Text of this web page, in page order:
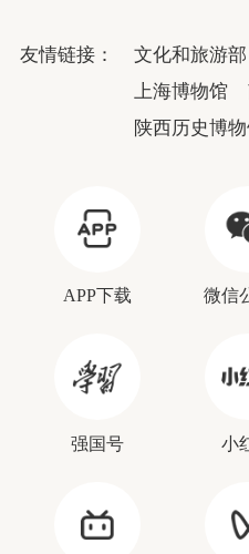
友情链接： 文化和旅游部
上海博物馆
陕西历史博
APP下载 微信
强国号 小